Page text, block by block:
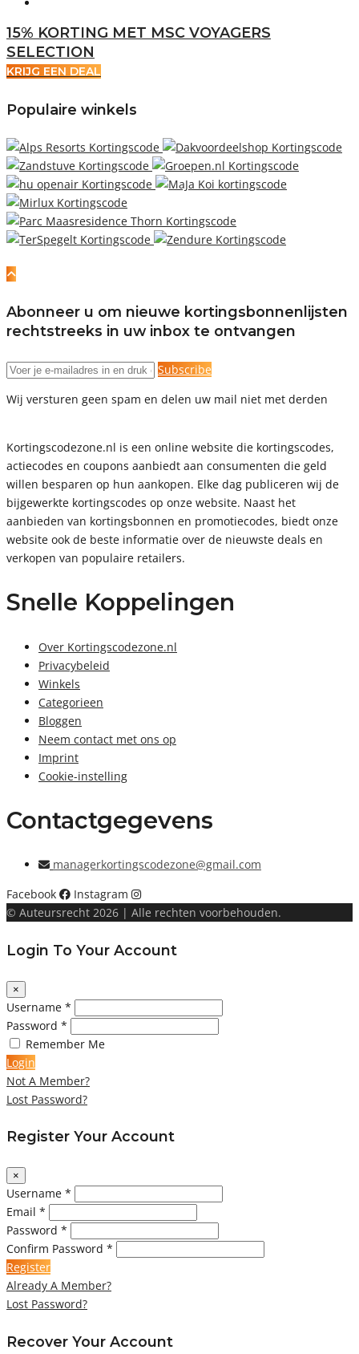
15% KORTING MET MSC VOYAGERS
SELECTION
KRIJG EEN DEAL
Populaire winkels
Abonneer u om nieuwe kortingsbonnenlijsten
rechtstreeks in uw inbox te ontvangen
Subscribe
Wij versturen geen spam en delen uw mail niet met derden
Kortingscodezone.nl is een online website die kortingscodes,
actiecodes en coupons aanbiedt aan consumenten die geld
willen besparen op hun aankopen. Elke dag publiceren wij de
bijgewerkte kortingscodes op onze website. Naast het
aanbieden van kortingsbonnen en promotiecodes, biedt onze
website ook de beste informatie over de nieuwste deals en
verkopen van populaire retailers.
Snelle Koppelingen
Over Kortingscodezone.nl
Privacybeleid
Winkels
Categorieen
Bloggen
Neem contact met ons op
Imprint
Cookie-instelling
Contactgegevens
managerkortingscodezone@gmail.com
Facebook
Instagram
© Auteursrecht 2026 | Alle rechten voorbehouden.
Login To Your Account
×
Username *
Password *
Remember Me
Login
Not A Member?
Lost Password?
Register Your Account
×
Username *
Email *
Password *
Confirm Password *
Register
Already A Member?
Lost Password?
Recover Your Account